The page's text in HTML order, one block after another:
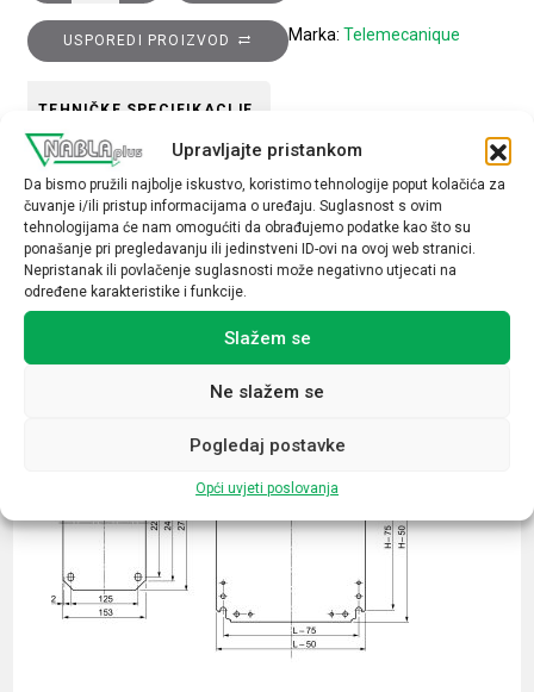
Upravljajte pristankom
Da bismo pružili najbolje iskustvo, koristimo tehnologije poput kolačića za
čuvanje i/ili pristup informacijama o uređaju. Suglasnost s ovim
tehnologijama će nam omogućiti da obrađujemo podatke kao što su
ponašanje pri pregledavanju ili jedinstveni ID-ovi na ovoj web stranici.
Nepristanak ili povlačenje suglasnosti može negativno utjecati na
određene karakteristike i funkcije.
Slažem se
Ne slažem se
Pogledaj postavke
Opći uvjeti poslovanja
USPOREDI PROIZVOD Marka: Telemecanique
TEHNIČKE SPECIFIKACIJE
Povezani proizvodi